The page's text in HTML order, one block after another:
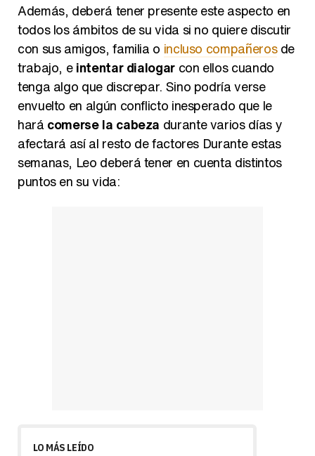
Además, deberá tener presente este aspecto en
todos los ámbitos de su vida si no quiere discutir
con sus amigos, familia o incluso compañerosde
trabajo, eintentar dialogarcon ellos cuando
tenga algo que discrepar. Sino podría verse
envuelto en algún conflicto inesperado que le
hará comerse la cabeza durante varios días y
afectará así al resto de factores Durante estas
semanas, Leo deberá tener en cuenta distintos
puntos en su vida:
LO MÁS LEÍDO